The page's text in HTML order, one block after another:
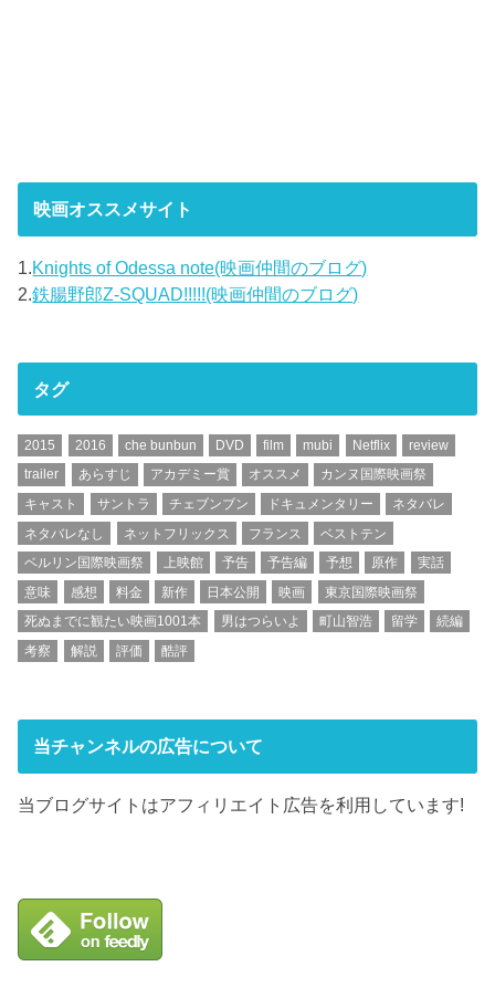
映画オススメサイト
1.Knights of Odessa note(映画仲間のブログ)
2.鉄腸野郎Z-SQUAD!!!!!(映画仲間のブログ)
タグ
2015 2016 che bunbun DVD film mubi Netflix
review
trailer
あらすじ アカデミー賞 オススメ
カンヌ国際映画祭
キャスト
サントラ チェブンブン ドキュメンタリー
ネタバレ
ネタバレなし
ネットフリックス フランス
ベストテン
ベルリン国際映画祭
上映館 予告 予告編 予想 原作
実話
意味
感想 料金 新作 日本公開 映画
東京国際映画祭
死ぬまでに観たい映画1001本
男はつらいよ 町山智浩 留学
続編
考察
解説 評価 酷評
当チャンネルの広告について
当ブログサイトはアフィリエイト広告を利用しています!